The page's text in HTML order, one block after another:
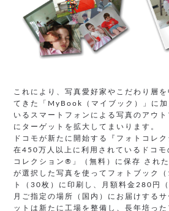
これにより、写真愛好家やこだわり層
てきた「MyBook（マイブック）」に加
いるスマートフォンによる写真のアウ
にターゲットを拡大してまいります。
ドコモが新たに開始する『フォトコレ
在450万人以上に利用されているドコモ
コレクション®」（無料）に保存 され
が選択した写真を使ってフォトブック
ト（30枚）に印刷し、月額料金280円
月ご指定の場所（国内）にお届けする
ットは新たに工場を整備し、長年培っ